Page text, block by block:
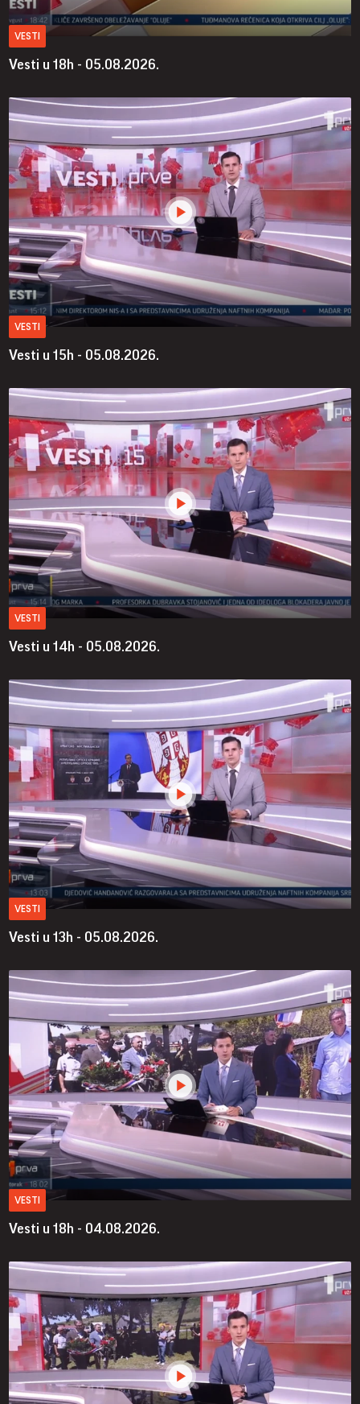
VESTI
Vesti u 18h - 05.08.2026.
VESTI
Vesti u 15h - 05.08.2026.
VESTI
Vesti u 14h - 05.08.2026.
VESTI
Vesti u 13h - 05.08.2026.
VESTI
Vesti u 18h - 04.08.2026.